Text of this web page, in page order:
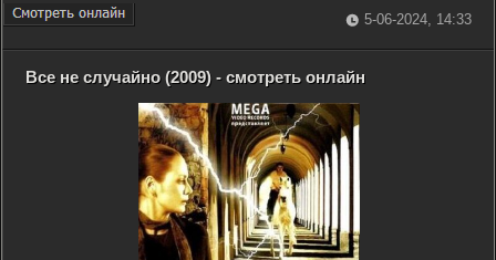
5-06-2024, 14:33
Все не случайно (2009) - смотреть онлайн